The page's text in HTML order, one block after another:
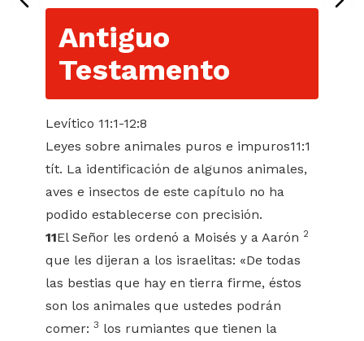
Antiguo
Testamento
Levítico 11:1-12:8
Leyes sobre animales puros e impuros11:1
tít. La identificación de algunos animales,
aves e insectos de este capítulo no ha
podido establecerse con precisión.
11El Señor les ordenó a Moisés y a Aarón 2
que les dijeran a los israelitas: «De todas
las bestias que hay en tierra firme, éstos
son los animales que ustedes podrán
comer: 3 los rumiantes que tienen la